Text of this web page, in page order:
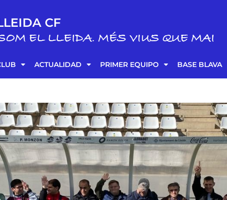
CF
EL LLEIDA. MÉS VIUS QUE MAI
ACTUALIDAD PRIMER EQUIPO BASE BLAVA